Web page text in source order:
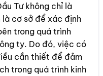
Tư không chỉ là
là cơ sở để xác định
trong quá trình
ty. Do đó, việc có
cần thiết để đảm
trong quá trình kinh